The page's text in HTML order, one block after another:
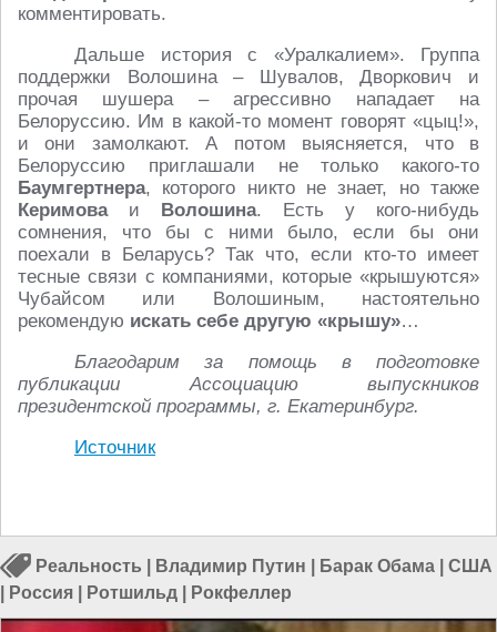
комментировать.
Дальше история с «Уралкалием». Группа
поддержки Волошина – Шувалов, Дворкович и
прочая шушера – агрессивно нападает на
Белоруссию. Им в какой-то момент говорят «цыц!»,
и они замолкают. А потом выясняется, что в
Белоруссию приглашали не только какого-то
Баумгертнера, которого никто не знает, но также
Керимоваи Волошина. Есть у кого-нибудь
сомнения, что бы с ними было, если бы они
поехали в Беларусь? Так что, если кто-то имеет
тесные связи с компаниями, которые «крышуются»
Чубайсом или Волошиным, настоятельно
рекомендую искать себе другую «крышу»…
Благодарим за помощь в подготовке
публикации Ассоциацию выпускников
президентской программы, г. Екатеринбург.
Источник
Реальность Владимир Путин Барак Обама
США
Россия Ротшильд Рокфеллер